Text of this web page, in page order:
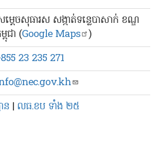
ដេចសុធារស សង្កាត់ទន្លេបាសាក់ ខណ្ឌ
ជា (Google Maps )
23 235 271
ន | លធ.ខប ទាំង ២៥